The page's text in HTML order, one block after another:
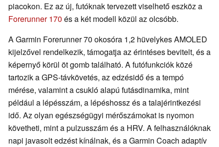
piacokon. Ez az új, futóknak tervezett viselhető eszköz a
Forerunner 170 és a két modell közül az olcsóbb.
A Garmin Forerunner 70 okosóra 1,2 hüvelykes AMOLED
kijelzővel rendelkezik, támogatja az érintéses bevitelt, és a
képernyő körül öt gomb található. A futófunkciók közé
tartozik a GPS-távkövetés, az edzésidő és a tempó
mérése, valamint a csukló alapú futásdinamika, mint
például a lépésszám, a lépéshossz és a talajérintkezési
idő. Az olyan egészségügyi mérőszámokat is nyomon
követheti, mint a pulzusszám és a HRV. A felhasználóknak
napi javasolt edzést kínálnak, és a Garmin Coach adaptív